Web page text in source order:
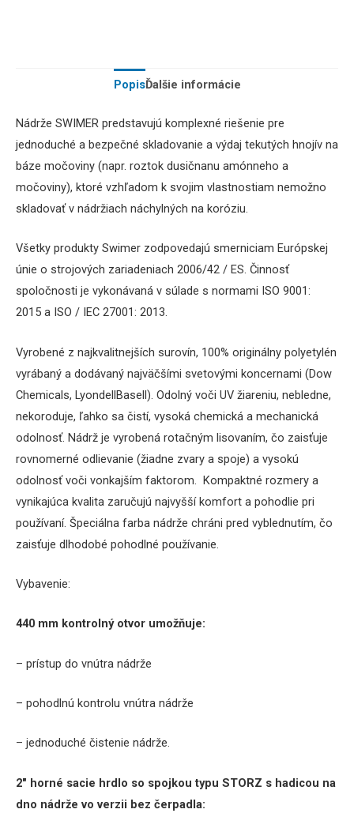
PopisĎalšie informácie
Nádrže SWIMER predstavujú komplexné riešenie pre
jednoduché a bezpečné skladovanie a výdaj tekutých hnojív na
báze močoviny (napr. roztok dusičnanu amónneho a
močoviny), ktoré vzhľadom k svojim vlastnostiam nemožno
skladovať v nádržiach náchylných na koróziu.
Všetky produkty Swimer zodpovedajú smerniciam Európskej
únie o strojových zariadeniach 2006/42 / ES. Činnosť
spoločnosti je vykonávaná v súlade s normami ISO 9001:
2015 a ISO / IEC 27001: 2013.
Vyrobené z najkvalitnejších surovín, 100% originálny polyetylén
vyrábaný a dodávaný najväčšími svetovými koncernami (Dow
Chemicals, LyondellBasell). Odolný voči UV žiareniu, nebledne,
nekoroduje, ľahko sa čistí, vysoká chemická a mechanická
odolnosť. Nádrž je vyrobená rotačným lisovaním, čo zaisťuje
rovnomerné odlievanie (žiadne zvary a spoje) a vysokú
odolnosť voči vonkajším faktorom. Kompaktné rozmery a
vynikajúca kvalita zaručujú najvyšší komfort a pohodlie pri
používaní. Špeciálna farba nádrže chráni pred vyblednutím, čo
zaisťuje dlhodobé pohodlné používanie.
Vybavenie:
440 mm kontrolný otvor umožňuje:
– prístup do vnútra nádrže
– pohodlnú kontrolu vnútra nádrže
– jednoduché čistenie nádrže.
2″ horné sacie hrdlo so spojkou typu STORZ s hadicou na
dno nádrže vo verzii bez čerpadla: